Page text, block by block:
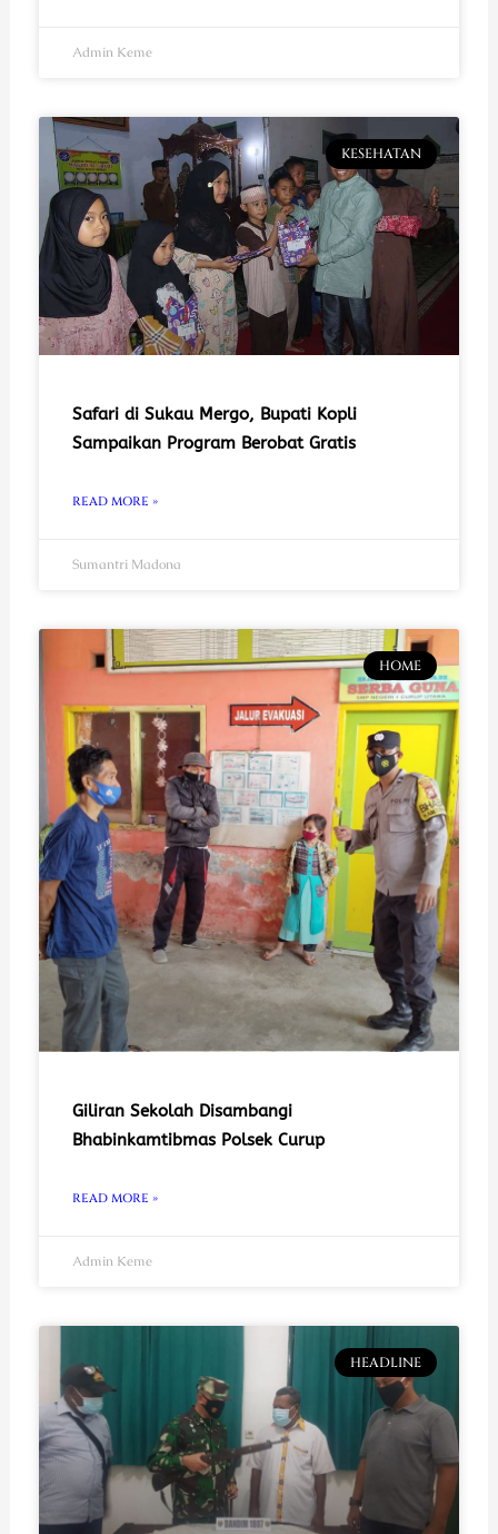
Admin Keme
KESEHATAN
Safari di Sukau Mergo, Bupati Kopli
Sampaikan Program Berobat Gratis
READ MORE »
Sumantri Madona
HOME
Giliran Sekolah Disambangi
Bhabinkamtibmas Polsek Curup
READ MORE »
Admin Keme
HEADLINE